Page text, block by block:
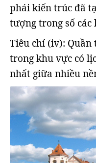
phái kiến trúc đã
tượng trong số các
Tiêu chí (iv):
trong khu vực có
nhất giữa nhiều